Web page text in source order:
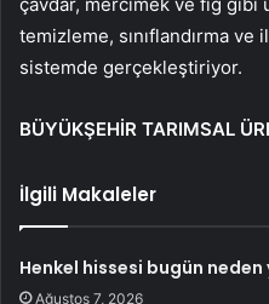
temizleme, sınıflandırma
sistemde gerçekleştiriyor.
BÜYÜKŞEHİR TARIMSAL
İlgili Makaleler
Henkel hissesi bugün
Ağustos 7, 2026